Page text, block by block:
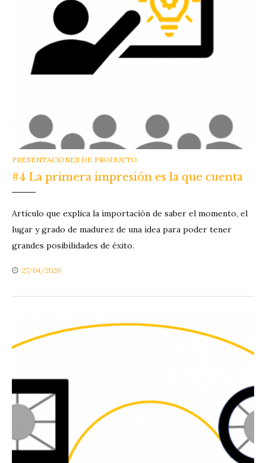
CATEGORIES
PRESENTACIONES DE PRODUCTO
#4 La primera impresión es la que cuenta
Artículo que explica la importación de saber el momento, el
lugar y grado de madurez de una idea para poder tener
grandes posibilidades de éxito.
27/04/2020